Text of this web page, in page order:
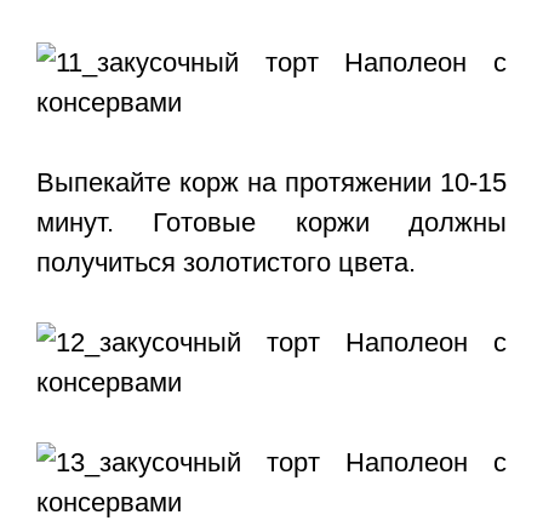
Выпекайте корж на протяжении 10-15
минут. Готовые коржи должны
получиться золотистого цвета.